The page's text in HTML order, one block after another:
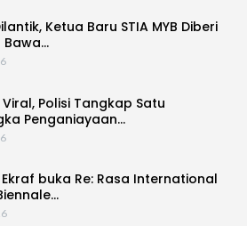
Ketua Baru STIA MYB Diberi
Bawa…
Polisi Tangkap Satu
Penganiayaan…
buka Re: Rasa International